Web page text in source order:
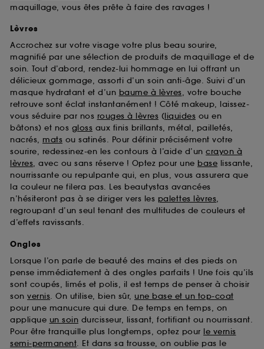
maquillage, vous êtes prête à faire des ravages !
Lèvres
Accrochez sur votre visage votre plus beau sourire,
magnifié par une sélection de produits de maquillage et de
soin. Tout d’abord, rendez-lui hommage en lui offrant un
délicieux gommage, assorti d’un soin anti-âge. Suivi d’un
masque hydratant et d’un baume à lèvres, votre bouche
retrouve sont éclat instantanément ! Côté makeup, laissez-
vous séduire par nos rouges à lèvres (liquides ou en
bâtons) et nos gloss aux finis brillants, métal, pailletés,
nacrés, mats ou satinés. Pour définir précisément votre
sourire, redessinez-en les contours à l’aide d’un crayon à
lèvres, avec ou sans réserve ! Optez pour une base lissante,
nourrissante ou repulpante qui, en plus, vous assurera que
la couleur ne filera pas. Les beautystas avancées
n’hésiteront pas à se diriger vers les palettes lèvres,
regroupant d’un seul tenant des multitudes de couleurs et
d’effets ravissants.
Ongles
Lorsque l’on parle de beauté des mains et des pieds on
pense immédiatement à des ongles parfaits ! Une fois qu’ils
sont coupés, limés et polis, il est temps de penser à choisir
son vernis. On utilise, bien sûr, une base et un top-coat
pour une manucure qui dure. De temps en temps, on
applique un soin durcisseur, lissant, fortifiant ou nourrissant.
Pour être tranquille plus longtemps, optez pour le vernis
semi-permanent. Et dans sa trousse, on oublie pas le